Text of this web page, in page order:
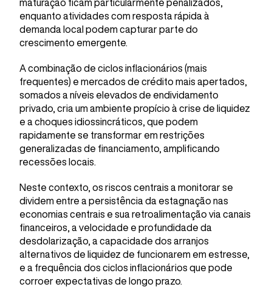
maturação ficam particularmente penalizados,
enquanto atividades com resposta rápida à
demanda local podem capturar parte do
crescimento emergente.
A combinação de ciclos inflacionários (mais
frequentes) e mercados de crédito mais apertados,
somados a níveis elevados de endividamento
privado, cria um ambiente propício à crise de liquidez
e a choques idiossincráticos, que podem
rapidamente se transformar em restrições
generalizadas de financiamento, amplificando
recessões locais.
Neste contexto, os riscos centrais a monitorar se
dividem entre a persistência da estagnação nas
economias centrais e sua retroalimentação via canais
financeiros, a velocidade e profundidade da
desdolarização, a capacidade dos arranjos
alternativos de liquidez de funcionarem em estresse,
e a frequência dos ciclos inflacionários que pode
corroer expectativas de longo prazo.